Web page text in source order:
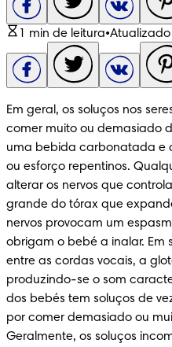
1 min de leitura•
Em geral, os soluços nos
comer muito ou demasiado
uma bebida carbonatada e
ou esforço repentinos.
alterar os nervos que
grande do tórax que
nervos provocam um
obrigam o bebé a inalar. Em
entre as cordas vocais, a
produzindo-se o som
dos bebés tem soluços de
por comer demasiado ou
Geralmente, os soluços